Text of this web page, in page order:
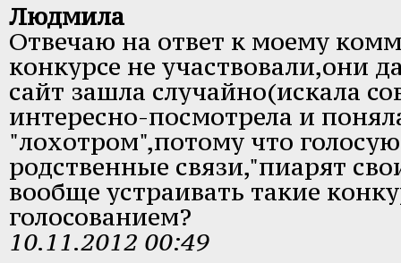
Людмила
Отвечаю на ответ к моему
конкурсе не участвовали,они
сайт зашла случайно(искала
интересно-посмотрела и
"лохотром",потому что
родственные связи,"пиарят
вообще устраивать такие
голосованием?
10.11.2012 00:49